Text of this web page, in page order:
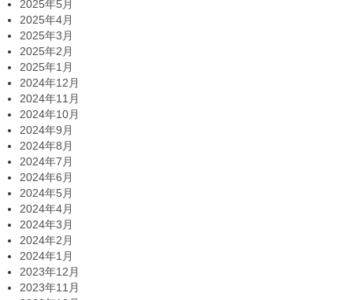
2025年5月
2025年4月
2025年3月
2025年2月
2025年1月
2024年12月
2024年11月
2024年10月
2024年9月
2024年8月
2024年7月
2024年6月
2024年5月
2024年4月
2024年3月
2024年2月
2024年1月
2023年12月
2023年11月